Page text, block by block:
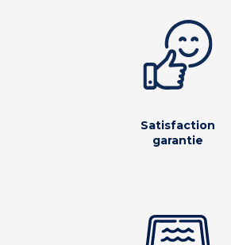
Satisfaction
garantie